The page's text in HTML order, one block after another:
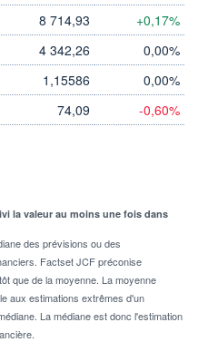
8 714,93 +0,17%
4 342,26 0,00%
1,15586 0,00%
74,09 -0,60%
la valeur au moins une fois dans
des prévisions ou des
Factset JCF préconise
que de la moyenne. La moyenne
aux estimations extrêmes d'un
La médiane est donc l'estimation